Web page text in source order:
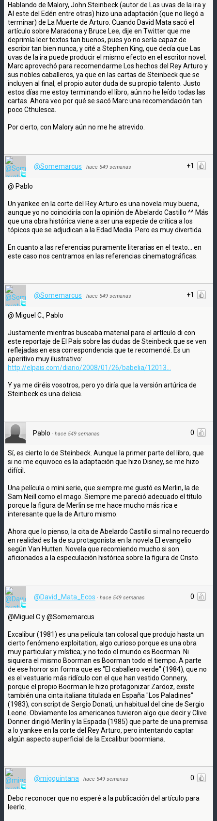
Hablando de Malory, John Steinbeck (autor de Las uvas de la ira y
Al este del Edén entre otras) hizo una adaptación (que no llegó a
terminar) de La Muerte de Arturo. Cuando David Mata sacó el
artículo sobre Maradona y Bruce Lee, dije en Twitter que me
deprimía leer textos tan buenos, pues yo no sería capaz de
escribir tan bien nunca, y cité a Stephen King, que decía que Las
uvas de la ira puede producir el mismo efecto en el escritor novel.
Marc aprovechó para recomendarme Los hechos del Rey Arturo y
sus nobles caballeros, ya que en las cartas de Steinbeck que se
incluyen al final, el propio autor duda de su propio talento. Justo
estos días me estoy terminando el libro, aún no he leído todas las
cartas. Ahora veo por qué se sacó Marc una recomendación tan
poco Cthulesca.
Por cierto, con Malory aún no me he atrevido.
+1
@Somemarcus · hace 549 semanas
@ Pablo
Un yankee en la corte del Rey Arturo es una novela muy buena,
aunque yo no coincidiría con la opinión de Abelardo Castillo ^^ Más
que una obra histórica viene a ser una especie de crítica a los
tópicos que se adjudican a la Edad Media. Pero es muy divertida.
En cuanto a las referencias puramente literarias en el texto... en
este caso nos centramos en las referencias cinematográficas.
+1
@Somemarcus · hace 549 semanas
@ Miguel C., Pablo
Justamente mientras buscaba material para el artículo di con
este reportaje de El País sobre las dudas de Steinbeck que se ven
reflejadas en esa correspondencia que te recomendé. Es un
aperitivo muy ilustrativo:
http://elpais.com/diario/2008/01/26/babelia/12013...
Y ya me diréis vosotros, pero yo diría que la versión artúrica de
Steinbeck es una delicia.
0
Pablo · hace 549 semanas
Sí, es cierto lo de Steinbeck. Aunque la primer parte del libro, que
si no me equivoco es la adaptación que hizo Disney, se me hizo
difícil.
Una película o mini serie, que siempre me gustó es Merlin, la de
Sam Neill como el mago. Siempre me pareció adecuado el título
porque la figura de Merlin se me hace mucho más rica e
interesante que la de Arturo mismo.
Ahora que lo pienso, la cita de Abelardo Castillo si mal no recuerdo
en realidad es la de su protagonista en la novela El evangelio
según Van Hutten. Novela que recomiendo mucho si son
aficionados a la especulación histórica sobre la figura de Cristo.
0
@David_Mata_Ecos · hace 549 semanas
@Miguel C y @Somemarcus
Excalibur (1981) es una película tan colosal que produjo hasta un
cierto fenómeno exploitation, algo curioso porque es una obra
muy particular y mística; y no todo el mundo es Boorman. Ni
siquiera el mismo Boorman es Boorman todo el tiempo. A parte
de ese horror sin forma que es "El caballero verde" (1984), que no
es el vestuario más ridículo con el que han vestido Connery,
porque el propio Boorman le hizo protagonizar Zardoz, existe
también una cinta italiana titulada en España "Los Paladines"
(1983), con script de Sergio Donati, un habitual del cine de Sergio
Leone. Obviamente los americanos tuvieron algo que decir y Clive
Donner dirigió Merlín y la Espada (1985) que parte de una premisa
a lo yankee en la corte del Rey Arturo, pero intentando captar
algún aspecto superficial de la Excalibur boormiana.
0
@migquintana · hace 549 semanas
Debo reconocer que no esperé a la publicación del artículo para
leerlo.